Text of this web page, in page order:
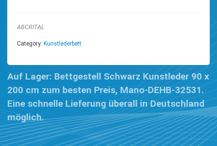
ABCRITAL
Category: Kunstlederbett
Auf Lager: Bettgestell Schwarz Kunstleder 90 x
200 cm zum besten Preis, Mano-DEHB-32531.
Eine schnelle Lieferung überall in Deutschland
möglich.